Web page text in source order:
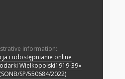
information:
i udostępnianie online
Wielkopolski1919-39«
SP/550684/2022)